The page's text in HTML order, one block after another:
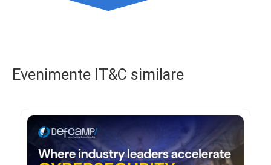
Evenimente IT&C similare